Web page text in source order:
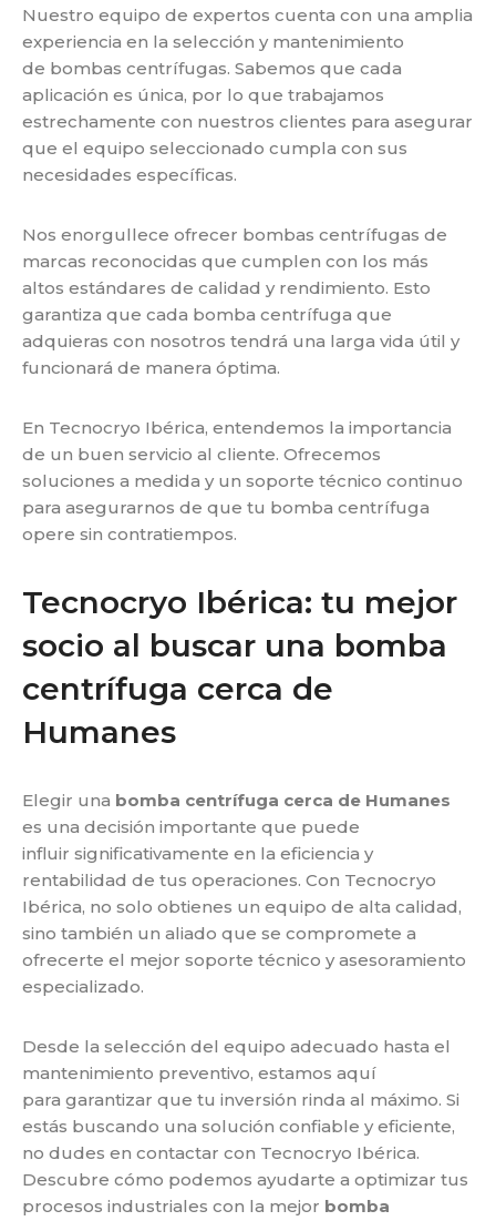
Nuestro equipo de expertos cuenta con una amplia
experiencia en la selección y mantenimiento
de bombas centrífugas. Sabemos que cada
aplicación es única, por lo que trabajamos
estrechamente con nuestros clientes para asegurar
que el equipo seleccionado cumpla con sus
necesidades específicas.
Nos enorgullece ofrecer bombas centrífugas de
marcas reconocidas que cumplen con los más
altos estándares de calidad y rendimiento. Esto
garantiza que cada bomba centrífuga que
adquieras con nosotros tendrá una larga vida útil y
funcionará de manera óptima.
En Tecnocryo Ibérica, entendemos la importancia
de un buen servicio al cliente. Ofrecemos
soluciones a medida y un soporte técnico continuo
para asegurarnos de que tu bomba centrífuga
opere sin contratiempos.
Tecnocryo Ibérica: tu mejor
socio al buscar una bomba
centrífuga cerca de
Humanes
Elegir una bomba centrífuga cerca de Humanes
es una decisión importante que puede
influir significativamente en la eficiencia y
rentabilidad de tus operaciones. Con Tecnocryo
Ibérica, no solo obtienes un equipo de alta calidad,
sino también un aliado que se compromete a
ofrecerte el mejor soporte técnico y asesoramiento
especializado.
Desde la selección del equipo adecuado hasta el
mantenimiento preventivo, estamos aquí
para garantizar que tu inversión rinda al máximo. Si
estás buscando una solución confiable y eficiente,
no dudes en contactar con Tecnocryo Ibérica.
Descubre cómo podemos ayudarte a optimizar tus
procesos industriales con la mejor bomba